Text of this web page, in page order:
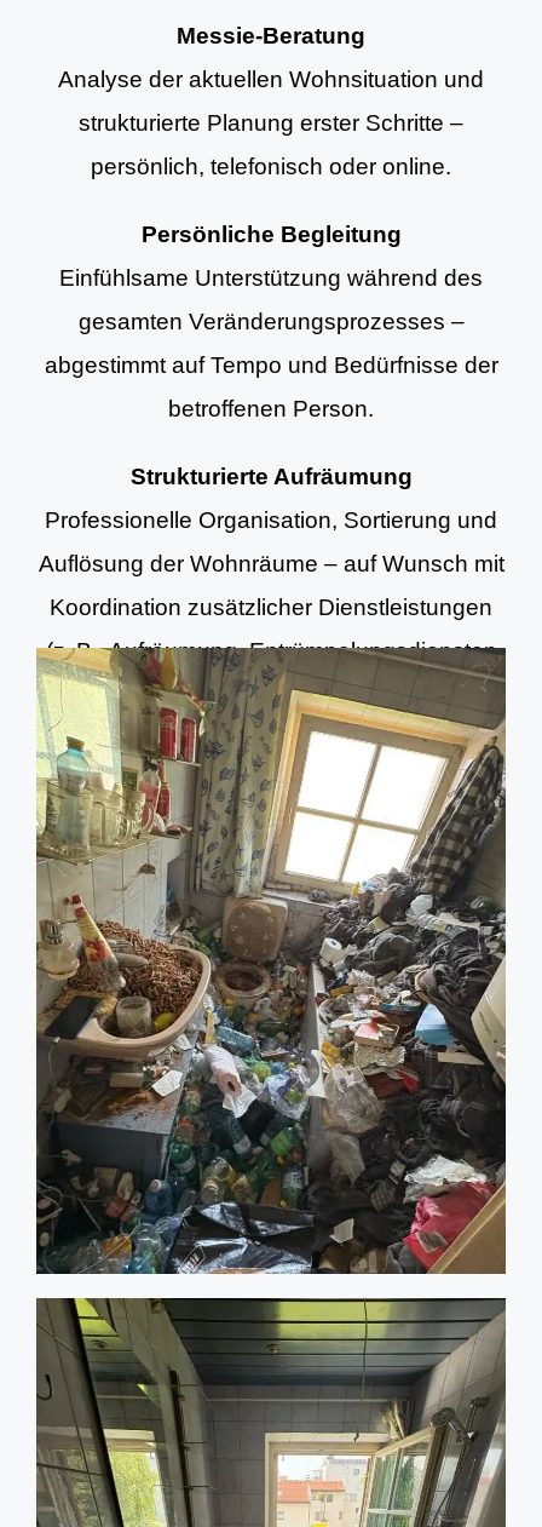
Messie-Beratung
Analyse der aktuellen Wohnsituation und
strukturierte Planung erster Schritte –
persönlich, telefonisch oder online.
Persönliche Begleitung
Einfühlsame Unterstützung während des
gesamten Veränderungsprozesses –
abgestimmt auf Tempo und Bedürfnisse der
betroffenen Person.
Strukturierte Aufräumung
Professionelle Organisation, Sortierung und
Auflösung der Wohnräume – auf Wunsch mit
Koordination zusätzlicher Dienstleistungen
(z. B. Aufräumung, Entrümpelungsdiensten
und Grundreinigung).